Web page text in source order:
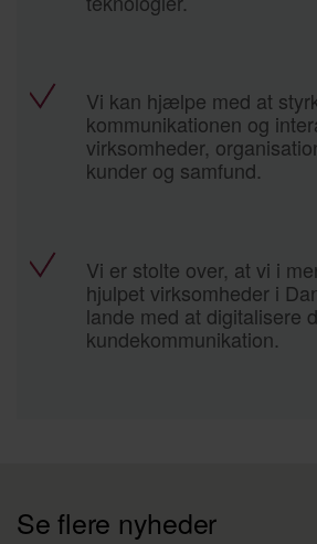
Vi kan hjælpe med at
kommunikationen og
virksomheder,
kunder og samfund.
Vi er stolte over, at vi i
hjulpet virksomheder i
lande med at digitalisere
kundekommunikation.
Se flere nyheder